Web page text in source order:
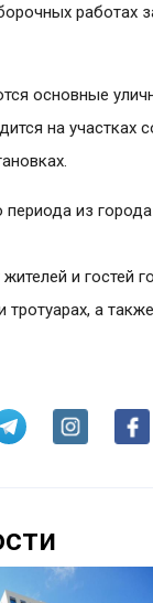
работах
основные
на
из
и гостей
а